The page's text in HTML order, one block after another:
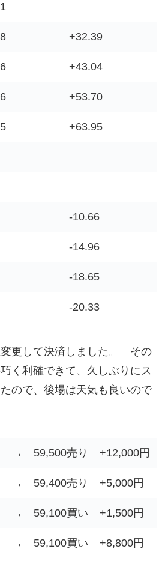
+32.39
+43.04
+53.70
+63.95
-10.66
-14.96
-18.65
-20.33
変更して決済しました。 その
く利確できて、久しぶりにス
ので、後場は天気も良いので
→ 59,500売り +12,000円
→ 59,400売り +5,000円
→ 59,100買い +1,500円
→ 59,100買い +8,800円